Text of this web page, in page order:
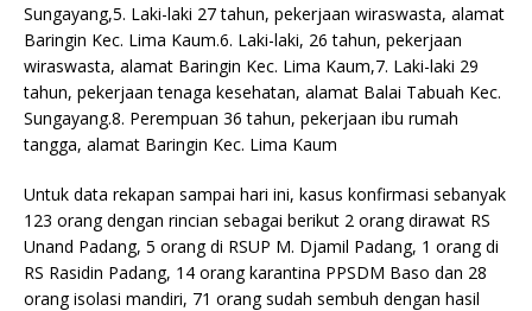
Sungayang,5. Laki-laki 27 tahun, pekerjaan wiraswasta, alamat
Baringin Kec. Lima Kaum.6. Laki-laki, 26 tahun, pekerjaan
wiraswasta, alamat Baringin Kec. Lima Kaum,7. Laki-laki 29
tahun, pekerjaan tenaga kesehatan, alamat Balai Tabuah Kec.
Sungayang.8. Perempuan 36 tahun, pekerjaan ibu rumah
tangga, alamat Baringin Kec. Lima Kaum
Untuk data rekapan sampai hari ini, kasus konfirmasi sebanyak
123 orang dengan rincian sebagai berikut 2 orang dirawat RS
Unand Padang, 5 orang di RSUP M. Djamil Padang, 1 orang di
RS Rasidin Padang, 14 orang karantina PPSDM Baso dan 28
orang isolasi mandiri, 71 orang sudah sembuh dengan hasil